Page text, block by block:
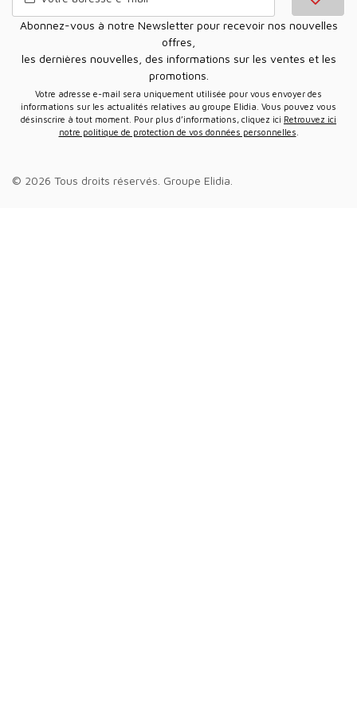
Abonnez-vous à notre Newsletter pour recevoir nos nouvelles
offres,
les dernières nouvelles, des informations sur les ventes et les
promotions.
Votre adresse e-mail sera uniquement utilisée pour vous envoyer des
informations sur les actualités relatives au groupe Elidia. Vous pouvez vous
désinscrire à tout moment. Pour plus d’informations, cliquez ici Retrouvez ici
notre politique de protection de vos données personnelles
© 2026 Tous droits réservés. Groupe Elidia